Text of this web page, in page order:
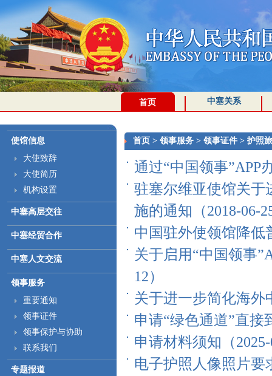
首页 中塞关系
使馆信息
大使致辞
大使简历
机构设置
中塞高层交往
中塞经贸合作
中塞人文交流
领事服务
重要通知
领事证件
领事保护与协助
联系我们
专题报道
首页 > 领事服务 > 领事证件 > 护照
通过“中国领事”APP
驻塞尔维亚使馆关于
施的通知（2018-06-
中国驻外使领馆降低
关于启用“中国领事
12）
关于进一步简化海外
申请“绿色通道”直接
申请材料须知（
电子护照人像照片要